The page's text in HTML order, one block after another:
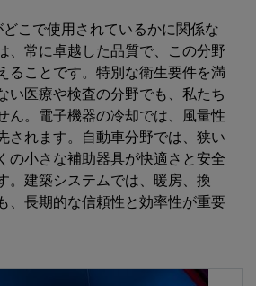
こで使用されているかに関係な
、常に卓越した品質で、この分野
ることです。特別な衛生要件を満
い医療や検査の分野でも、私たち
ん。電子機器の冷却では、風量性
されます。自動車分野では、狭い
の小さな補助器具が快適さと安全
。建築システムでは、暖房、換
、長期的な信頼性と効率性が重要